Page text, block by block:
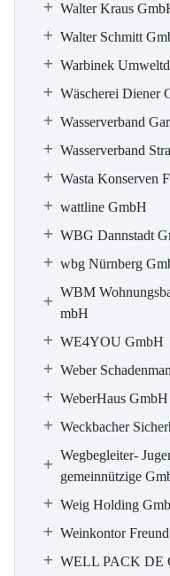
Walter Kraus
Walter Schmitt
Warbinek
Wäscherei Diener
Wasserverband
Wasserverband
Wasta Konserven
wattline GmbH
WBG Dannstadt
wbg Nürnberg
WBM
mbH
WE4YOU GmbH
Weber
WeberHaus
Weckbacher
Wegbegleiter-
gemeinnützige
Weig Holding
Weinkontor
WELL PACK DE